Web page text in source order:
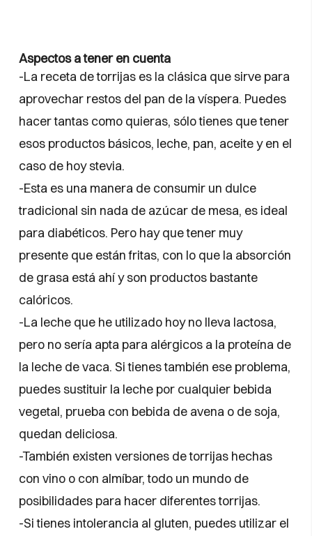
Aspectos a tener en cuenta
-La receta de torrijas es la clásica que sirve para
aprovechar restos del pan de la víspera. Puedes
hacer tantas como quieras, sólo tienes que tener
esos productos básicos, leche, pan, aceite y en el
caso de hoy stevia.
-Esta es una manera de consumir un dulce
tradicional sin nada de azúcar de mesa, es ideal
para diabéticos. Pero hay que tener muy
presente que están fritas, con lo que la absorción
de grasa está ahí y son productos bastante
calóricos.
-La leche que he utilizado hoy no lleva lactosa,
pero no sería apta para alérgicos a la proteína de
la leche de vaca. Si tienes también ese problema,
puedes sustituir la leche por cualquier bebida
vegetal, prueba con bebida de avena o de soja,
quedan deliciosa.
-También existen versiones de torrijas hechas
con vino o con almíbar, todo un mundo de
posibilidades para hacer diferentes torrijas.
-Si tienes intolerancia al gluten, puedes utilizar el